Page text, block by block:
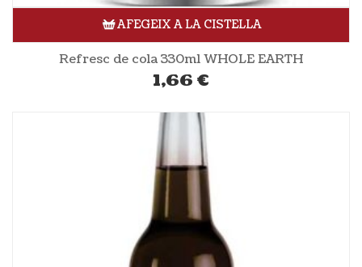
AFEGEIX A LA CISTELLA
Refresc de cola 330ml WHOLE EARTH
1,66 €